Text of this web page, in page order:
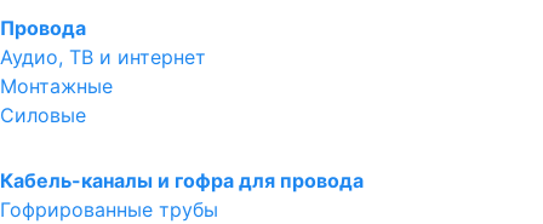
Провода
Аудио, ТВ и интернет
Монтажные
Силовые
Кабель-каналы и гофра для провода
Гофрированные трубы